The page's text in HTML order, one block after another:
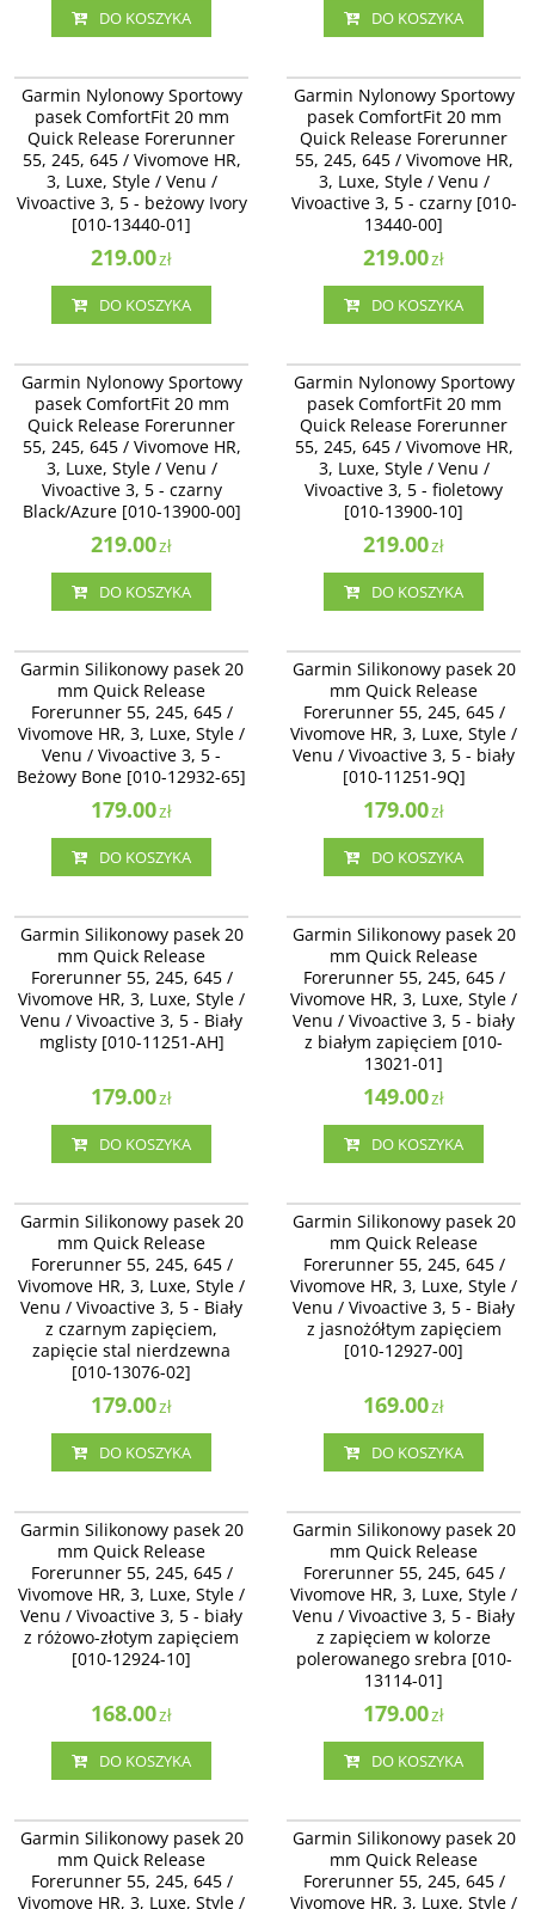
DO KOSZYKA DO KOSZYKA
Garmin Nylonowy Sportowy pasek
ComfortFit 20 mm Quick Release
Forerunner 55, 245, 645 /
Vivomove HR, 3, Luxe, Style / Venu
/ Vivoactive 3, 5 - beżowy Ivory
[010-13440-01]
Garmin Nylonowy Sportowy
pasek ComfortFit 20 mm
Quick Release Forerunner
55, 245, 645 / Vivomove HR,
3, Luxe, Style / Venu /
Vivoactive 3, 5 - beżowy Ivory
[010-13440-01]
219.00zł
DO KOSZYKA
Garmin Nylonowy Sportowy pasek
ComfortFit 20 mm Quick Release
Forerunner 55, 245, 645 /
Vivomove HR, 3, Luxe, Style / Venu
/ Vivoactive 3, 5 - czarny [010-
13440-00]
Garmin Nylonowy Sportowy
pasek ComfortFit 20 mm
Quick Release Forerunner
55, 245, 645 / Vivomove HR,
3, Luxe, Style / Venu /
Vivoactive 3, 5 - czarny [010-
13440-00]
219.00zł
DO KOSZYKA
Garmin Nylonowy Sportowy pasek
ComfortFit 20 mm Quick Release
Forerunner 55, 245, 645 /
Vivomove HR, 3, Luxe, Style / Venu
/ Vivoactive 3, 5 - czarny
Black/Azure [010-13900-00]
Garmin Nylonowy Sportowy
pasek ComfortFit 20 mm
Quick Release Forerunner
55, 245, 645 / Vivomove HR,
3, Luxe, Style / Venu /
Vivoactive 3, 5 - czarny
Black/Azure [010-13900-00]
219.00zł
DO KOSZYKA
Garmin Nylonowy Sportowy pasek
ComfortFit 20 mm Quick Release
Forerunner 55, 245, 645 /
Vivomove HR, 3, Luxe, Style / Venu
/ Vivoactive 3, 5 - fioletowy [010-
13900-10]
Garmin Nylonowy Sportowy
pasek ComfortFit 20 mm
Quick Release Forerunner
55, 245, 645 / Vivomove HR,
3, Luxe, Style / Venu /
Vivoactive 3, 5 - fioletowy
[010-13900-10]
219.00zł
DO KOSZYKA
Garmin Silikonowy pasek 20 mm
Quick Release Forerunner 55, 245,
645 / Vivomove HR, 3, Luxe, Style /
Venu / Vivoactive 3, 5 - Beżowy
Bone [010-12932-64]
Garmin Silikonowy pasek 20
mm Quick Release
Forerunner 55, 245, 645 /
Vivomove HR, 3, Luxe, Style /
Venu / Vivoactive 3, 5 -
Beżowy Bone [010-12932-65]
179.00zł
DO KOSZYKA
Garmin Silikonowy pasek 20 mm
Quick Release Forerunner 55, 245,
645 / Vivomove HR, 3, Luxe, Style /
Venu / Vivoactive 3 - biały [010-
11251-9Q]
Garmin Silikonowy pasek 20
mm Quick Release
Forerunner 55, 245, 645 /
Vivomove HR, 3, Luxe, Style /
Venu / Vivoactive 3, 5 - biały
[010-11251-9Q]
179.00zł
DO KOSZYKA
Garmin Silikonowy pasek 20 mm
Quick Release Forerunner 55, 245,
645 / Vivomove HR, 3, Luxe, Style /
Venu / Vivoactive 3, 5 - Biały
mglisty [010-11251-AH]
Garmin Silikonowy pasek 20
mm Quick Release
Forerunner 55, 245, 645 /
Vivomove HR, 3, Luxe, Style /
Venu / Vivoactive 3, 5 - Biały
mglisty [010-11251-AH]
179.00zł
DO KOSZYKA
Garmin Silikonowy pasek 20 mm
Quick Release Forerunner 55, 245,
645 / Vivomove HR, 3, Luxe, Style /
Venu / Vivoactive 3 - biały z białym
zapięciem [010-13021-01]
Garmin Silikonowy pasek 20
mm Quick Release
Forerunner 55, 245, 645 /
Vivomove HR, 3, Luxe, Style /
Venu / Vivoactive 3, 5 - biały
z białym zapięciem [010-
13021-01]
149.00zł
DO KOSZYKA
Garmin Silikonowy pasek 20 mm
Quick Release Forerunner 245, 645
/ Vivomove HR, 3, Luxe, Style /
Venu / Vivoactive 3 - Biały z
czarnym zapięciem, zapięcie stal
nierdzewna [010-13076-02]
Garmin Silikonowy pasek 20
mm Quick Release
Forerunner 55, 245, 645 /
Vivomove HR, 3, Luxe, Style /
Venu / Vivoactive 3, 5 - Biały
z czarnym zapięciem,
zapięcie stal nierdzewna
[010-13076-02]
179.00zł
DO KOSZYKA
Garmin Silikonowy pasek 20 mm
Quick Release Forerunner 55, 245,
645 / Vivomove HR, 3, Luxe, Style /
Venu / Vivoactive 3 - Biały z
jasnożółtym zapięciem [010-12927-
00]
Garmin Silikonowy pasek 20
mm Quick Release
Forerunner 55, 245, 645 /
Vivomove HR, 3, Luxe, Style /
Venu / Vivoactive 3, 5 - Biały
z jasnożółtym zapięciem
[010-12927-00]
169.00zł
DO KOSZYKA
Garmin Silikonowy pasek 20 mm
Quick Release Forerunner 55, 245,
645 / Vivomove HR, 3, Luxe, Style /
Venu / Vivoactive 3 - biały z
różowo-złotym zapięciem [010-
12924-10]
Garmin Silikonowy pasek 20
mm Quick Release
Forerunner 55, 245, 645 /
Vivomove HR, 3, Luxe, Style /
Venu / Vivoactive 3, 5 - biały
z różowo-złotym zapięciem
[010-12924-10]
168.00zł
DO KOSZYKA
Garmin Silikonowy pasek 20 mm
Quick Release Forerunner 55, 245,
645 / Vivomove HR, 3, Luxe, Style /
Venu / Vivoactive 3 - Biały z
zapięciem w kolorze polerowanego
srebra [010-13114-01]
Garmin Silikonowy pasek 20
mm Quick Release
Forerunner 55, 245, 645 /
Vivomove HR, 3, Luxe, Style /
Venu / Vivoactive 3, 5 - Biały
z zapięciem w kolorze
polerowanego srebra [010-
13114-01]
179.00zł
DO KOSZYKA
Garmin Silikonowy pasek 20 mm
Quick Release Forerunner 55, 245,
645 / Vivomove HR, 3, Luxe, Style /
Venu / Vivoactive 3 - biały, zapięcie
stal nierdzewna [010-11251-1P]
Garmin Silikonowy pasek 20
mm Quick Release
Forerunner 55, 245, 645 /
Vivomove HR, 3, Luxe, Style /
Garmin Silikonowy pasek 20 mm
Quick Release Forerunner 55, 245,
645 / Vivomove HR, 3, Luxe, Style /
Venu / Vivoactive 3, 5 - Black Amp
Yellow czarno żółty [010-11251-B6]
Garmin Silikonowy pasek 20
mm Quick Release
Forerunner 55, 245, 645 /
Vivomove HR, 3, Luxe, Style /